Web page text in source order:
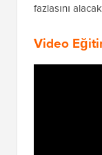
fazlasını
Video